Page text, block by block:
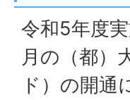
令和5年度
月の（都）
ド）の開通